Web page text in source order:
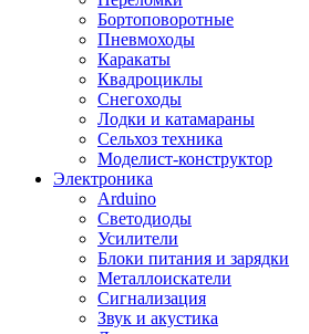
Бортоповоротные
Пневмоходы
Каракаты
Квадроциклы
Снегоходы
Лодки и катамараны
Сельхоз техника
Моделист-конструктор
Электроника
Arduino
Светодиоды
Усилители
Блоки питания и зарядки
Металлоискатели
Сигнализация
Звук и акустика